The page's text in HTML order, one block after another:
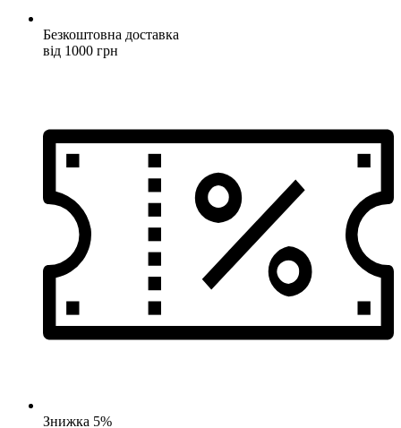
Безкоштовна доставка
від 1000 грн
Знижка 5%